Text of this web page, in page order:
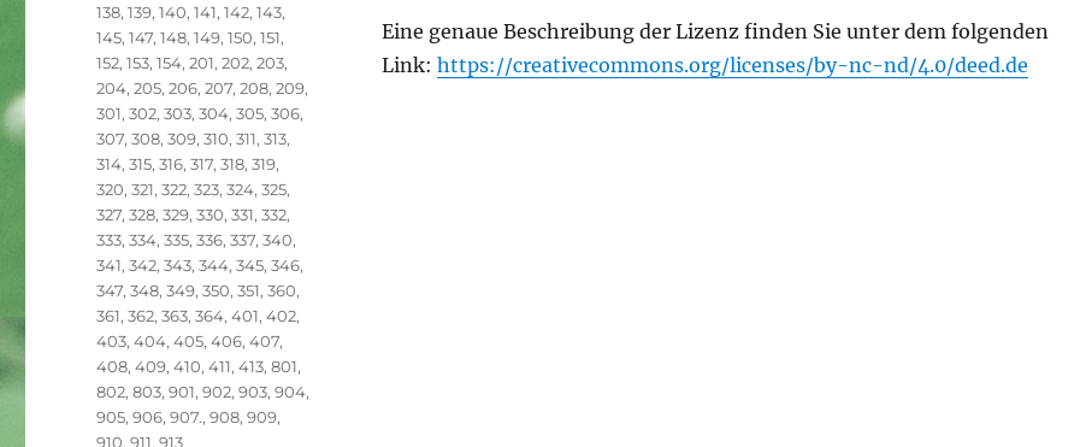
Eine genaue Beschreibung der Lizenz finden Sie unter dem folgenden
Link: https://creativecommons.org/licenses/by-nc-nd/4.0/deed.de
138,139,140,141,142,143,
145,147,148,149,150,151,
152,153,154,201,202,203,
204,205,206,207,208,209,
301,302,303,304,305,306,
307,308,309,310,311,313,
314,315,316,317,318,319,
320,321,322,323,324,325,
327,328,329,330,331,332,
333,334,335,336,337,340,
341,342,343,344,345,346,
347,348,349,350,351,360,
361,362,363,364,401,402,
403,404,405,406,407,
408,409,410,411,413,801,
802,803,901,902,903,904,
905,906,907.,908,909,
910,911,913